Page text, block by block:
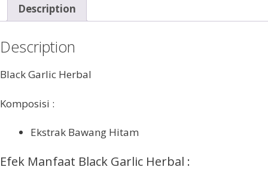
Description
Description
Black Garlic Herbal
Komposisi :
Ekstrak Bawang Hitam
Efek Manfaat Black Garlic Herbal :